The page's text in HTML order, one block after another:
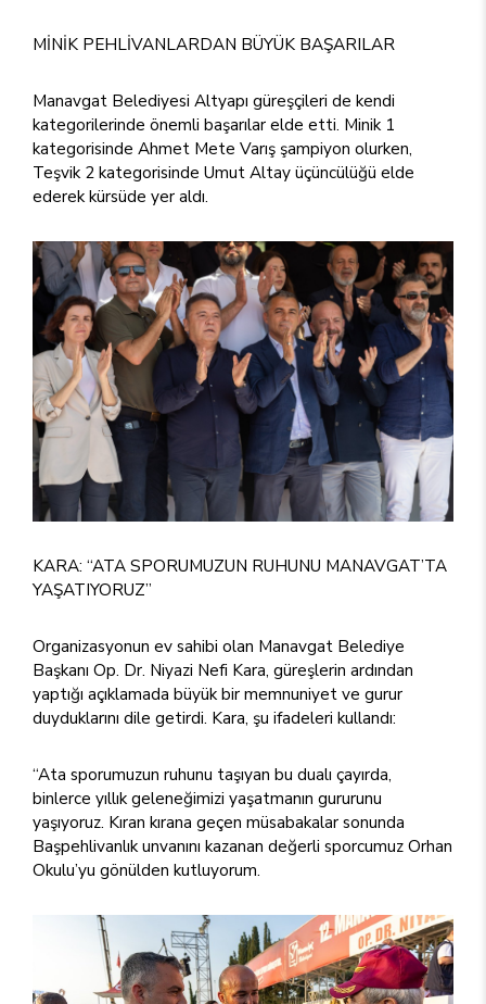
MİNİK PEHLİVANLARDAN BÜYÜK BAŞARILAR
Manavgat Belediyesi Altyapı güreşçileri de kendi
kategorilerinde önemli başarılar elde etti. Minik 1
kategorisinde Ahmet Mete Varış şampiyon olurken,
Teşvik 2 kategorisinde Umut Altay üçüncülüğü elde
ederek kürsüde yer aldı.
KARA: “ATA SPORUMUZUN RUHUNU MANAVGAT’TA
YAŞATIYORUZ”
Organizasyonun ev sahibi olan Manavgat Belediye
Başkanı Op. Dr. Niyazi Nefi Kara, güreşlerin ardından
yaptığı açıklamada büyük bir memnuniyet ve gurur
duyduklarını dile getirdi. Kara, şu ifadeleri kullandı:
“Ata sporumuzun ruhunu taşıyan bu dualı çayırda,
binlerce yıllık geleneğimizi yaşatmanın gururunu
yaşıyoruz. Kıran kırana geçen müsabakalar sonunda
Başpehlivanlık unvanını kazanan değerli sporcumuz Orhan
Okulu’yu gönülden kutluyorum.